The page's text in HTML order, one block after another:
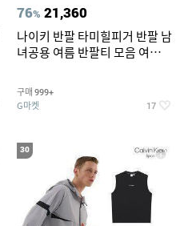
76% 21,360
나이키 반팔 타미힐피거 반팔 남
녀공용 여름 반팔티 모음 여름
구매 999+
G마켓 17
30